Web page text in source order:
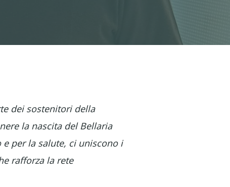
dei sostenitori della
la nascita del Bellaria
per la salute, ci uniscono i
rafforza la rete